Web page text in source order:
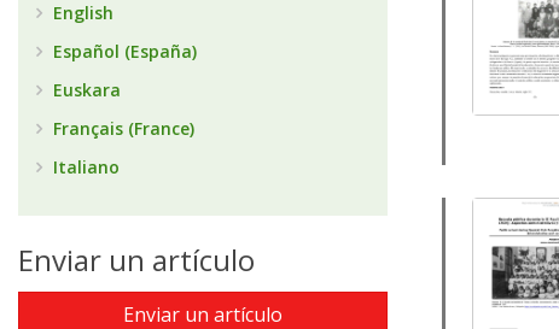
English
Español (España)
Euskara
Français (France)
Italiano
Enviar un artículo
Enviar un artículo